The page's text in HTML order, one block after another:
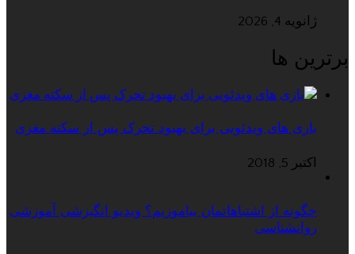
ژانویه 4, 2026
برترین ها
بازی های ویدئویی برای بهبود تحرک پس از سکته مغزی
اکتبر 5, 2018
چگونه از اشتباهاتمان بیاموزیم؟ ویدیو انگیزشی آموزشی
روانشناسی